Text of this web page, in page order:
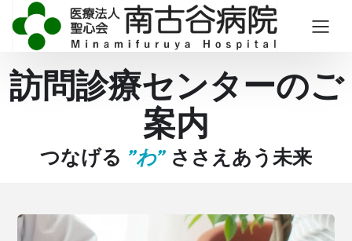
訪問診療センターのご
案内
つなげる ”わ” ささえあう未来